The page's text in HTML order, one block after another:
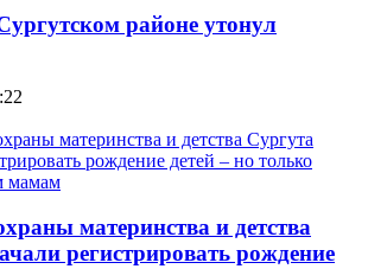
районе утонул
материнства и детства
регистрировать рождение